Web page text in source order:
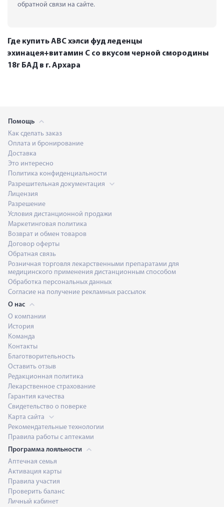
обратной связи на сайте.
Где купить АВС хэлси фуд леденцы
эхинацея+витамин C со вкусом черной смородины
18г БАД в г. Архара
Помощь
Как сделать заказ
Оплата и бронирование
Доставка
Это интересно
Политика конфиденциальности
Разрешительная документация
Лицензия
Разрешение
Условия дистанционной продажи
Маркетинговая политика
Возврат и обмен товаров
Договор оферты
Обратная связь
Розничная торговля лекарственными препаратами для
медицинского применения дистанционным способом
Обработка персональных данных
Согласие на получение рекламных рассылок
О нас
О компании
История
Команда
Контакты
Благотворительность
Оставить отзыв
Редакционная политика
Лекарственное страхование
Гарантия качества
Свидетельство о поверке
Карта сайта
Рекомендательные технологии
Правила работы с аптеками
Программа лояльности
Аптечная семья
Активация карты
Правила участия
Проверить баланс
Личный кабинет